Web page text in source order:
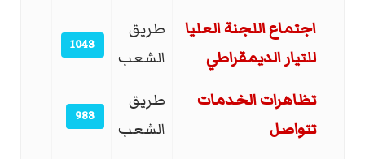
اجتماع اللجنة العليا
للتيار الديمقراطي
طريق
الشعب
1043
تظاهرات الخدمات
تتواصل
طريق
الشعب
983